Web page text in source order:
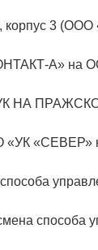
корпус 3
А» на
НА
«УК
способа